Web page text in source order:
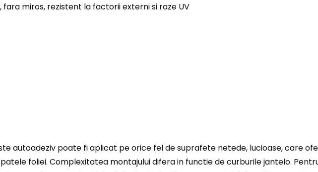
fara miros, rezistent la factorii externi si raze UV
autoadeziv poate fi aplicat pe orice fel de suprafete netede, lucioase, care
foliei. Complexitatea montajului difera in functie de curburile jantelo.